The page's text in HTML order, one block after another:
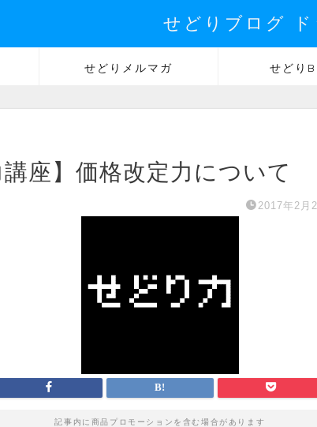
せどりブログ
せどりメルマガ せどり
講座】価格改定力について
2017年2月
記事内に商品プロモーションを含む場合があります